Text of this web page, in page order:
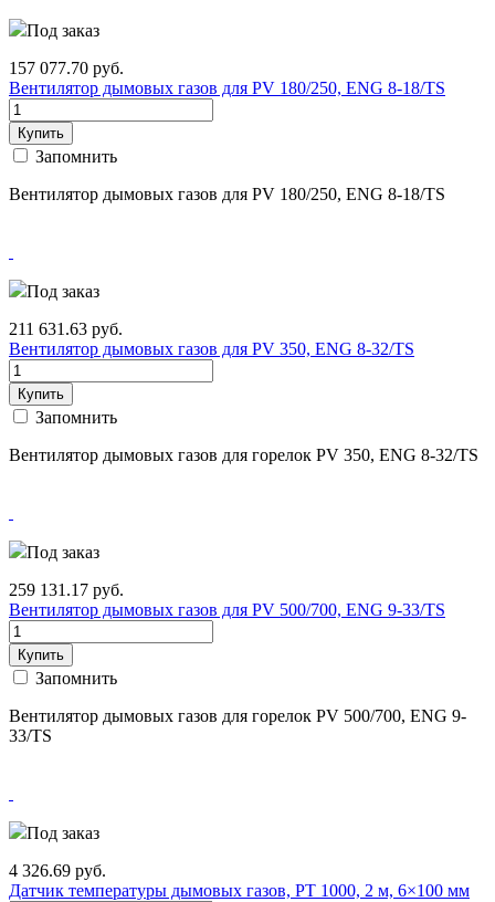
Под заказ
157 077.70 руб.
Вентилятор дымовых газов для PV 180/250, ENG 8-18/TS
Купить
Запомнить
Вентилятор дымовых газов для PV 180/250, ENG 8-18/TS
Под заказ
211 631.63 руб.
Вентилятор дымовых газов для PV 350, ENG 8-32/TS
Купить
Запомнить
Вентилятор дымовых газов для горелок PV 350, ENG 8-32/TS
Под заказ
259 131.17 руб.
Вентилятор дымовых газов для PV 500/700, ENG 9-33/TS
Купить
Запомнить
Вентилятор дымовых газов для горелок PV 500/700, ENG 9-
33/TS
Под заказ
4 326.69 руб.
Датчик температуры дымовых газов, PT 1000, 2 м, 6×100 мм